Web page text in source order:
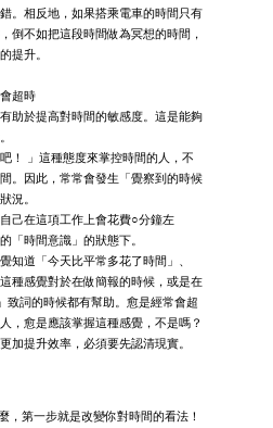
。相反地，如果搭乘電車的時間只有
倒不如把這段時間做為冥想的時間，
提升。
超時
於提高對時間的敏感度。這是能夠
」這種態度來掌控時間的人，不
。因此，常常會發生「覺察到的時候
況。
在這項工作上會花費○分鐘左
「時間意識」的狀態下。
道「今天比平常多花了時間」、
種感覺對於在做簡報的時候，或是在
致詞的時候都有幫助。愈是經常會超
，愈是應該掌握這種感覺，不是嗎？
提升效率，必須要先認清現實。
，第一步就是改變你對時間的看法！